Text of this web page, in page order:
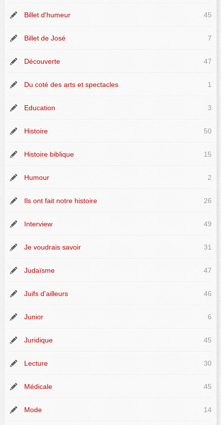
Billet d'humeur 45
Billet de José 7
Découverte 47
Du coté des arts et spectacles 1
Education 3
Histoire 50
Histoire biblique 15
Humour 2
Ils ont fait notre histoire 26
Interview 49
Je voudrais savoir 31
Judaïsme 47
Juifs d'ailleurs 46
Junior 6
Juridique 45
Lecture 30
Médicale 45
Mode 14